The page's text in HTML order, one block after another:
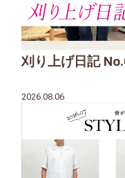
刈り上げ日記
2026.08.06